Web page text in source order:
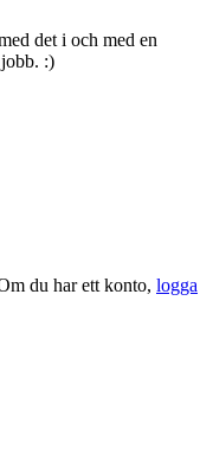
det i och med en
:)
du har ett konto, logga